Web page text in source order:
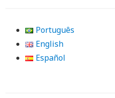
Português
English
Español